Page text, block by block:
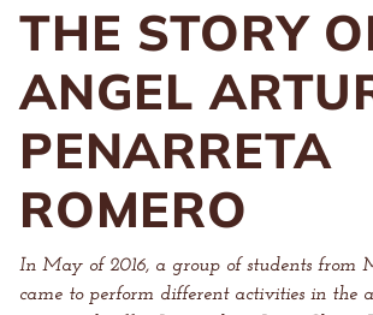
THE STORY
ANGEL
PENARRETA
ROMERO
In May of 2016, a group of students from
came to perform different activities in the